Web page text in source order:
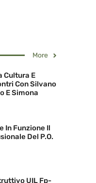
More
Cultura E
Con Silvano
E Simona
In Funzione Il
Del P.O.
UIL Fp-